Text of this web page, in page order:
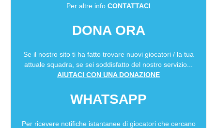
Per altre info CONTATTACI
DONA ORA
Se il nostro sito ti ha fatto trovare nuovi giocatori / la tua
attuale squadra, se sei soddisfatto del nostro servizio...
AIUTACI CON UNA DONAZIONE
WHATSAPP
Per ricevere notifiche istantanee di giocatori che cercano